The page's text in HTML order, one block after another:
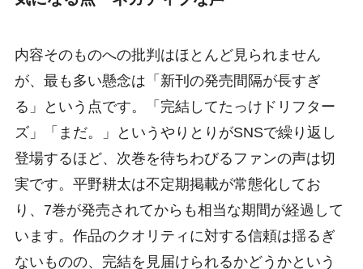
内容そのものへの批判はほとんど見られません
が、最も多い懸念は「新刊の発売間隔が長すぎ
る」という点です。「完結してたっけドリフター
ズ」「まだ。」というやりとりがSNSで繰り返し
登場するほど、次巻を待ちわびるファンの声は切
実です。平野耕太は不定期掲載が常態化してお
り、7巻が発売されてからも相当な期間が経過して
います。作品のクオリティに対する信頼は揺るぎ
ないものの、完結を見届けられるかどうかという